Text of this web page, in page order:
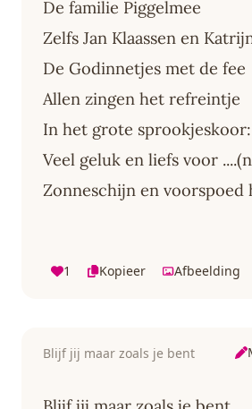
De familie Piggelmee
Zelfs Jan Klaassen en
De Godinnetjes met de fee
Allen zingen het refreintje
In het grote sprookjeskoor:
Veel geluk en liefs voor
Zonneschijn en voorspoed
1 Kopieer Afbeelding
Blijf jij maar zoals je bent